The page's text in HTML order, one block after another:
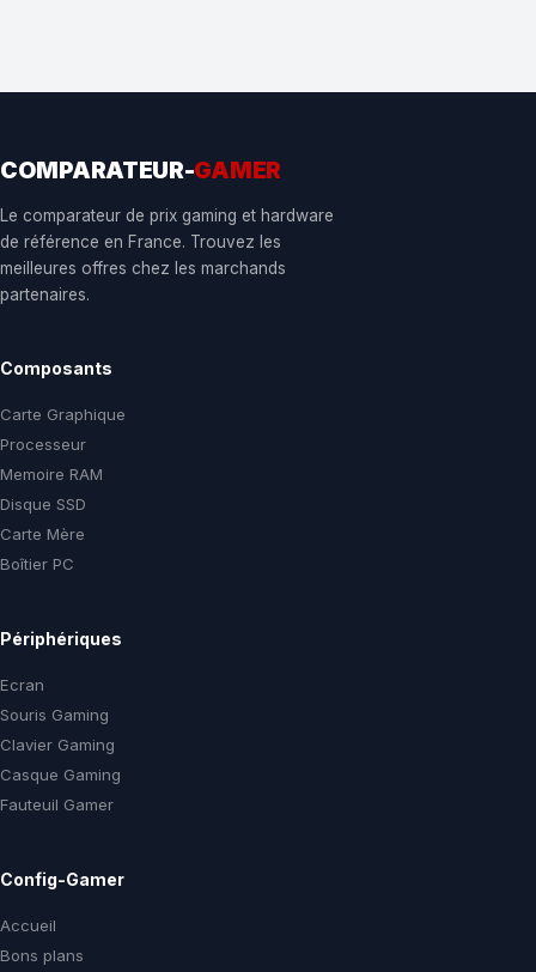
COMPARATEUR-GAMER
Le comparateur de prix gaming et hardware
de référence en France. Trouvez les
meilleures offres chez les marchands
partenaires.
Composants
Carte Graphique
Processeur
Memoire RAM
Disque SSD
Carte Mère
Boîtier PC
Périphériques
Ecran
Souris Gaming
Clavier Gaming
Casque Gaming
Fauteuil Gamer
Config-Gamer
Accueil
Bons plans